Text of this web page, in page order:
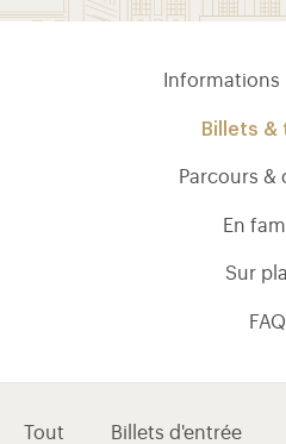
Visite section (FR)
Informations
Billets &
Parcours &
En
Sur
FAQ
Tout Billets d'entrée